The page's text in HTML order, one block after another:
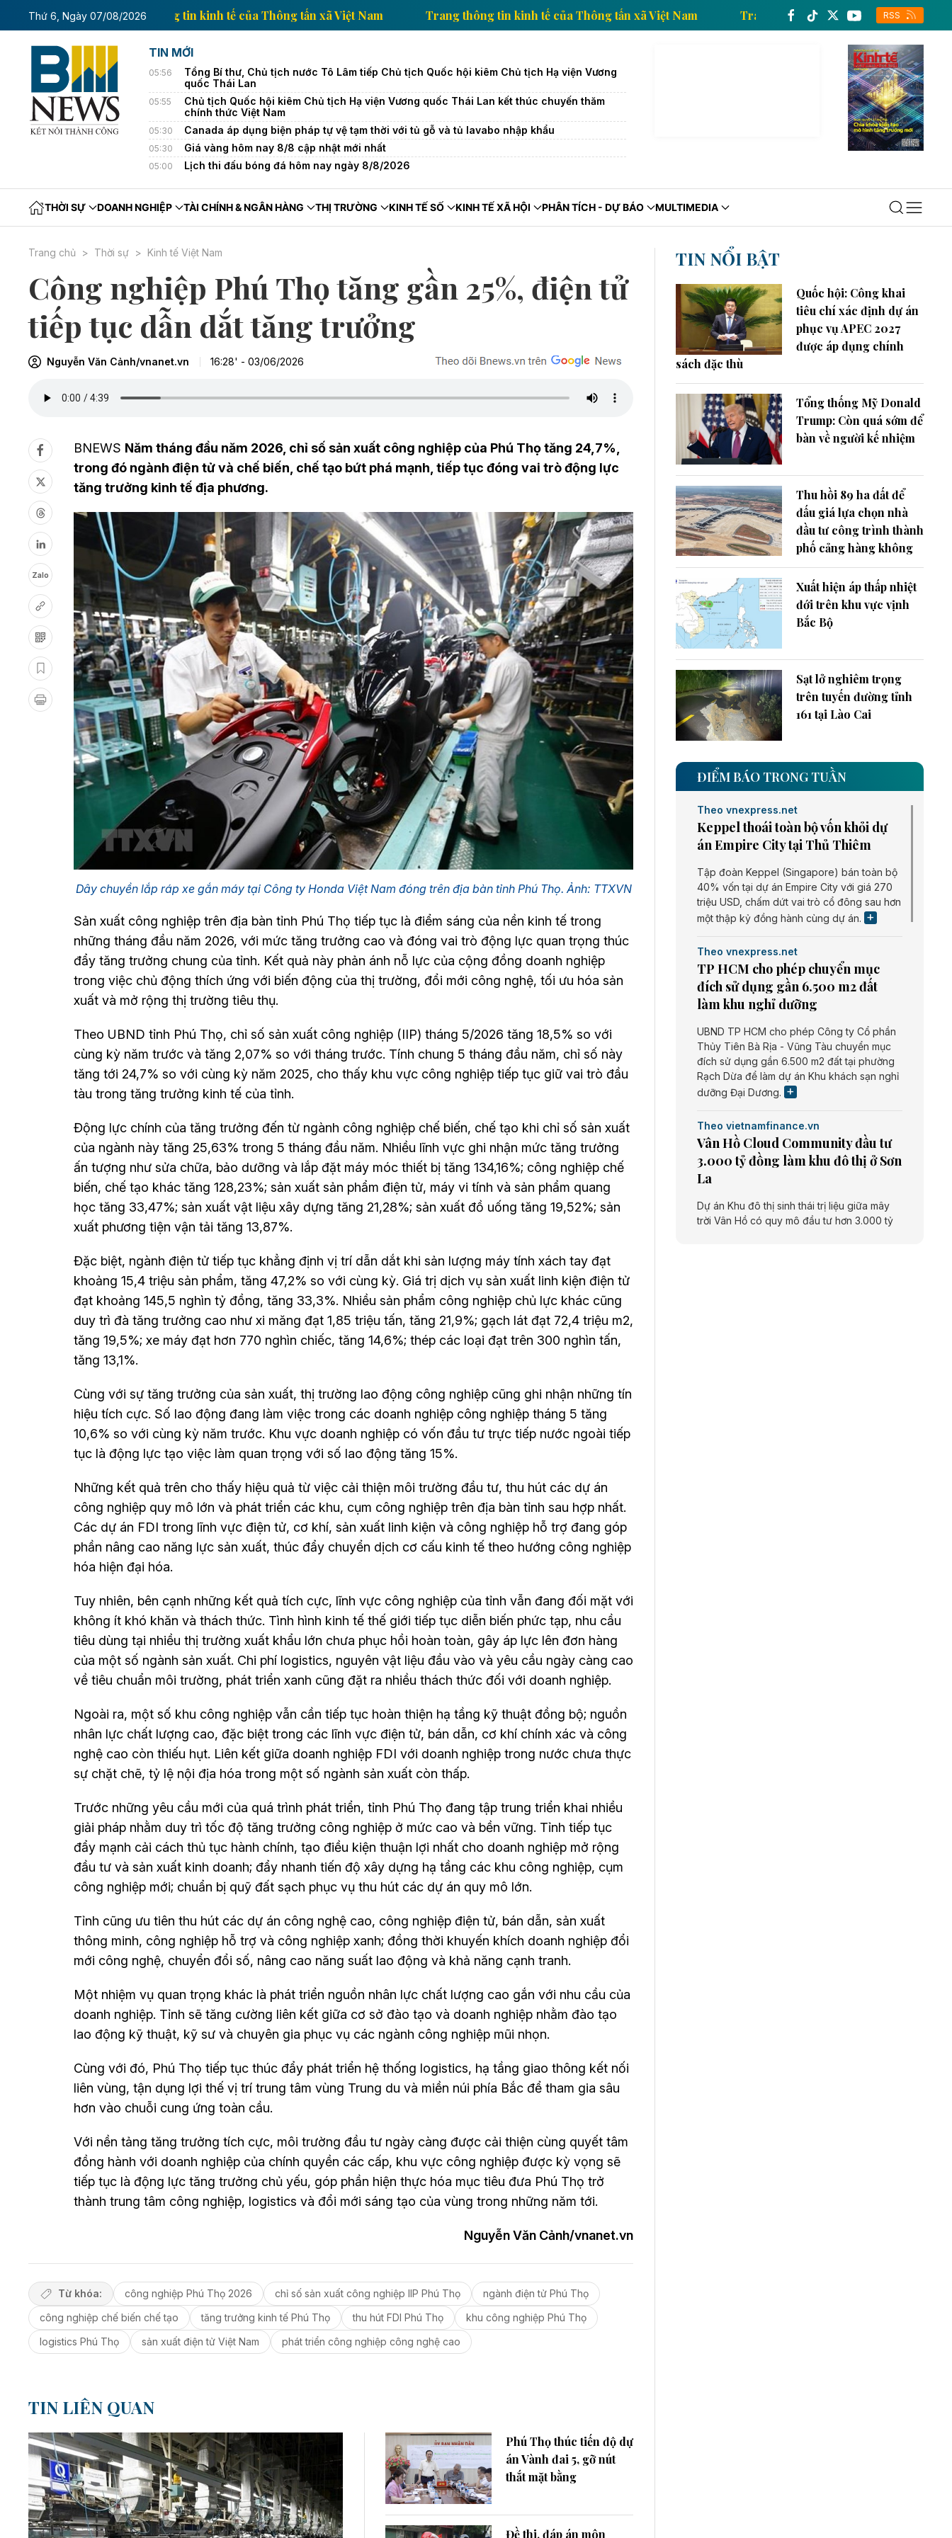
Thứ 6, Ngày 07/08/2026 Trang thông tin kinh tế của Thông tấn xã Việt Nam Trang thông tin kinh tế của Thông tấn xã Việt Nam Trang thông tin kinh tế của
RSS
TIN MỚI
05:56
Tổng Bí thư, Chủ tịch nước Tô Lâm tiếp Chủ tịch Quốc hội kiêm Chủ tịch Hạ viện Vương
quốc Thái Lan
05:55
Chủ tịch Quốc hội kiêm Chủ tịch Hạ viện Vương quốc Thái Lan kết thúc chuyến thăm
chính thức Việt Nam
05:30 Canada áp dụng biện pháp tự vệ tạm thời với tủ gỗ và tủ lavabo nhập khẩu
05:30 Giá vàng hôm nay 8/8 cập nhật mới nhất
05:00 Lịch thi đấu bóng đá hôm nay ngày 8/8/2026
THỜI SỰ DOANH NGHIỆP TÀI CHÍNH & NGÂN HÀNG THỊ TRƯỜNG KINH TẾ SỐ KINH TẾ XÃ HỘI PHÂN TÍCH - DỰ BÁO MULTIMEDIA
Trang chủ Thời sự Kinh tế Việt Nam
Công nghiệp Phú Thọ tăng gần 25%, điện tử
tiếp tục dẫn dắt tăng trưởng
Nguyễn Văn Cảnh/vnanet.vn 16:28' - 03/06/2026
Zalo
BNEWS Năm tháng đầu năm 2026, chỉ số sản xuất công nghiệp của Phú Thọ tăng 24,7%,
trong đó ngành điện tử và chế biến, chế tạo bứt phá mạnh, tiếp tục đóng vai trò động lực
tăng trưởng kinh tế địa phương.
Dây chuyền lắp ráp xe gắn máy tại Công ty Honda Việt Nam đóng trên địa bàn tỉnh Phú Thọ. Ảnh: TTXVN
Sản xuất công nghiệp trên địa bàn tỉnh Phú Thọ tiếp tục là điểm sáng của nền kinh tế trong
những tháng đầu năm 2026, với mức tăng trưởng cao và đóng vai trò động lực quan trọng thúc
đẩy tăng trưởng chung của tỉnh. Kết quả này phản ánh nỗ lực của cộng đồng doanh nghiệp
trong việc chủ động thích ứng với biến động của thị trường, đổi mới công nghệ, tối ưu hóa sản
xuất và mở rộng thị trường tiêu thụ.
Theo UBND tỉnh Phú Thọ, chỉ số sản xuất công nghiệp (IIP) tháng 5/2026 tăng 18,5% so với
cùng kỳ năm trước và tăng 2,07% so với tháng trước. Tính chung 5 tháng đầu năm, chỉ số này
tăng tới 24,7% so với cùng kỳ năm 2025, cho thấy khu vực công nghiệp tiếp tục giữ vai trò đầu
tàu trong tăng trưởng kinh tế của tỉnh.
Động lực chính của tăng trưởng đến từ ngành công nghiệp chế biến, chế tạo khi chỉ số sản xuất
của ngành này tăng 25,63% trong 5 tháng đầu năm. Nhiều lĩnh vực ghi nhận mức tăng trưởng
ấn tượng như sửa chữa, bảo dưỡng và lắp đặt máy móc thiết bị tăng 134,16%; công nghiệp chế
biến, chế tạo khác tăng 128,23%; sản xuất sản phẩm điện tử, máy vi tính và sản phẩm quang
học tăng 33,47%; sản xuất vật liệu xây dựng tăng 21,28%; sản xuất đồ uống tăng 19,52%; sản
xuất phương tiện vận tải tăng 13,87%.
Đặc biệt, ngành điện tử tiếp tục khẳng định vị trí dẫn dắt khi sản lượng máy tính xách tay đạt
khoảng 15,4 triệu sản phẩm, tăng 47,2% so với cùng kỳ. Giá trị dịch vụ sản xuất linh kiện điện tử
đạt khoảng 145,5 nghìn tỷ đồng, tăng 33,3%. Nhiều sản phẩm công nghiệp chủ lực khác cũng
duy trì đà tăng trưởng cao như xi măng đạt 1,85 triệu tấn, tăng 21,9%; gạch lát đạt 72,4 triệu m2,
tăng 19,5%; xe máy đạt hơn 770 nghìn chiếc, tăng 14,6%; thép các loại đạt trên 300 nghìn tấn,
tăng 13,1%.
Cùng với sự tăng trưởng của sản xuất, thị trường lao động công nghiệp cũng ghi nhận những tín
hiệu tích cực. Số lao động đang làm việc trong các doanh nghiệp công nghiệp tháng 5 tăng
10,6% so với cùng kỳ năm trước. Khu vực doanh nghiệp có vốn đầu tư trực tiếp nước ngoài tiếp
tục là động lực tạo việc làm quan trọng với số lao động tăng 15%.
Những kết quả trên cho thấy hiệu quả từ việc cải thiện môi trường đầu tư, thu hút các dự án
công nghiệp quy mô lớn và phát triển các khu, cụm công nghiệp trên địa bàn tỉnh sau hợp nhất.
Các dự án FDI trong lĩnh vực điện tử, cơ khí, sản xuất linh kiện và công nghiệp hỗ trợ đang góp
phần nâng cao năng lực sản xuất, thúc đẩy chuyển dịch cơ cấu kinh tế theo hướng công nghiệp
hóa hiện đại hóa.
Tuy nhiên, bên cạnh những kết quả tích cực, lĩnh vực công nghiệp của tỉnh vẫn đang đối mặt với
không ít khó khăn và thách thức. Tình hình kinh tế thế giới tiếp tục diễn biến phức tạp, nhu cầu
tiêu dùng tại nhiều thị trường xuất khẩu lớn chưa phục hồi hoàn toàn, gây áp lực lên đơn hàng
của một số ngành sản xuất. Chi phí logistics, nguyên vật liệu đầu vào và yêu cầu ngày càng cao
về tiêu chuẩn môi trường, phát triển xanh cũng đặt ra nhiều thách thức đối với doanh nghiệp.
Ngoài ra, một số khu công nghiệp vẫn cần tiếp tục hoàn thiện hạ tầng kỹ thuật đồng bộ; nguồn
nhân lực chất lượng cao, đặc biệt trong các lĩnh vực điện tử, bán dẫn, cơ khí chính xác và công
nghệ cao còn thiếu hụt. Liên kết giữa doanh nghiệp FDI với doanh nghiệp trong nước chưa thực
sự chặt chẽ, tỷ lệ nội địa hóa trong một số ngành sản xuất còn thấp.
Trước những yêu cầu mới của quá trình phát triển, tỉnh Phú Thọ đang tập trung triển khai nhiều
giải pháp nhằm duy trì tốc độ tăng trưởng công nghiệp ở mức cao và bền vững. Tỉnh tiếp tục
đẩy mạnh cải cách thủ tục hành chính, tạo điều kiện thuận lợi nhất cho doanh nghiệp mở rộng
đầu tư và sản xuất kinh doanh; đẩy nhanh tiến độ xây dựng hạ tầng các khu công nghiệp, cụm
công nghiệp mới; chuẩn bị quỹ đất sạch phục vụ thu hút các dự án quy mô lớn.
Tỉnh cũng ưu tiên thu hút các dự án công nghệ cao, công nghiệp điện tử, bán dẫn, sản xuất
thông minh, công nghiệp hỗ trợ và công nghiệp xanh; đồng thời khuyến khích doanh nghiệp đổi
mới công nghệ, chuyển đổi số, nâng cao năng suất lao động và khả năng cạnh tranh.
Một nhiệm vụ quan trọng khác là phát triển nguồn nhân lực chất lượng cao gắn với nhu cầu của
doanh nghiệp. Tỉnh sẽ tăng cường liên kết giữa cơ sở đào tạo và doanh nghiệp nhằm đào tạo
lao động kỹ thuật, kỹ sư và chuyên gia phục vụ các ngành công nghiệp mũi nhọn.
Cùng với đó, Phú Thọ tiếp tục thúc đẩy phát triển hệ thống logistics, hạ tầng giao thông kết nối
liên vùng, tận dụng lợi thế vị trí trung tâm vùng Trung du và miền núi phía Bắc để tham gia sâu
hơn vào chuỗi cung ứng toàn cầu.
Với nền tảng tăng trưởng tích cực, môi trường đầu tư ngày càng được cải thiện cùng quyết tâm
đồng hành với doanh nghiệp của chính quyền các cấp, khu vực công nghiệp được kỳ vọng sẽ
tiếp tục là động lực tăng trưởng chủ yếu, góp phần hiện thực hóa mục tiêu đưa Phú Thọ trở
thành trung tâm công nghiệp, logistics và đổi mới sáng tạo của vùng trong những năm tới.
Nguyễn Văn Cảnh/vnanet.vn
Từ khóa: công nghiệp Phú Thọ 2026 chỉ số sản xuất công nghiệp IIP Phú Thọ
ngành điện tử Phú Thọ
công nghiệp chế biến chế tạo
tăng trưởng kinh tế Phú Thọ thu hút FDI Phú Thọ
khu công nghiệp Phú Thọ
logistics Phú Thọ
sản xuất điện tử Việt Nam phát triển công nghiệp công nghệ cao
TIN LIÊN QUAN
Phú Thọ thúc tiến độ dự
án Vành đai 5, gỡ nút
thắt mặt bằng
Đề thi, đáp án môn
TIN NỔI BẬT
Quốc hội: Công khai
tiêu chí xác định dự án
phục vụ APEC 2027
được áp dụng chính
sách đặc thù
Tổng thống Mỹ Donald
Trump: Còn quá sớm để
bàn về người kế nhiệm
Thu hồi 89 ha đất để
đấu giá lựa chọn nhà
đầu tư công trình thành
phố cảng hàng không
Xuất hiện áp thấp nhiệt
đới trên khu vực vịnh
Bắc Bộ
Sạt lở nghiêm trọng
trên tuyến đường tỉnh
161 tại Lào Cai
ĐIỂM BÁO TRONG TUẦN
Theo vnexpress.net
Keppel thoái toàn bộ vốn khỏi dự
án Empire City tại Thủ Thiêm
Tập đoàn Keppel (Singapore) bán toàn bộ
40% vốn tại dự án Empire City với giá 270
triệu USD, chấm dứt vai trò cổ đông sau hơn
một thập kỷ đồng hành cùng dự án.
Theo vnexpress.net
TP HCM cho phép chuyển mục
đích sử dụng gần 6.500 m2 đất
làm khu nghỉ dưỡng
UBND TP HCM cho phép Công ty Cổ phần
Thủy Tiên Bà Rịa - Vũng Tàu chuyển mục
đích sử dụng gần 6.500 m2 đất tại phường
Rạch Dừa để làm dự án Khu khách sạn nghỉ
dưỡng Đại Dương.
Theo vietnamfinance.vn
Vân Hồ Cloud Community đầu tư
3.000 tỷ đồng làm khu đô thị ở Sơn
La
Dự án Khu đô thị sinh thái trị liệu giữa mây
trời Vân Hồ có quy mô đầu tư hơn 3.000 tỷ